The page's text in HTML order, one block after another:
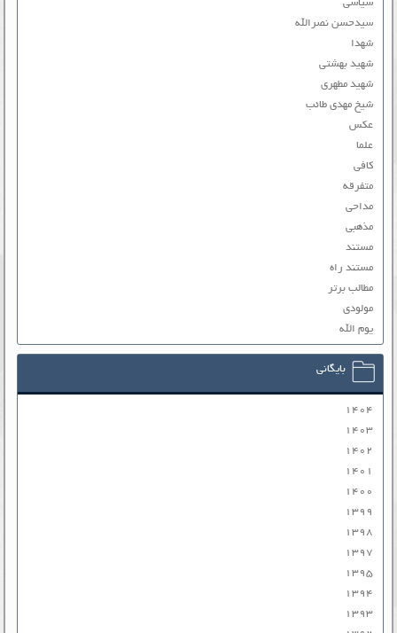
سیاسی
سیدحسن نصرالله
شهدا
شهید بهشتی
شهید مطهری
شیخ مهدی طائب
عکس
علما
کافی
متفرقه
مداحی
مذهبی
مستند
مستند راه
مطالب برتر
مولودی
یوم الله
بایگانی
۱۴۰۴
۱۴۰۳
۱۴۰۲
۱۴۰۱
۱۴۰۰
۱۳۹۹
۱۳۹۸
۱۳۹۷
۱۳۹۵
۱۳۹۴
۱۳۹۳